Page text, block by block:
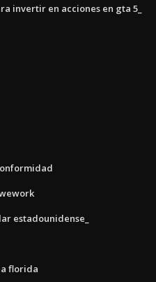
invertir en acciones en gta 5_
estadounidense_
florida